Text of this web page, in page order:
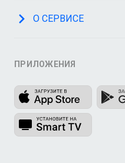
О СЕРВИСЕ
ПРИЛОЖЕНИЯ